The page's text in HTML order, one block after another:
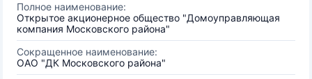
Полное наименование:
Открытое акционерное общество "Домоуправляющая
компания Московского района"
Сокращенное наименование:
ОАО "ДК Московского района"